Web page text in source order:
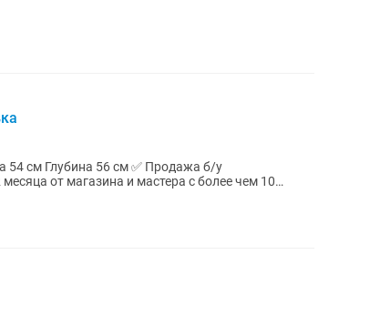
от магазина и мастера с более чем 10